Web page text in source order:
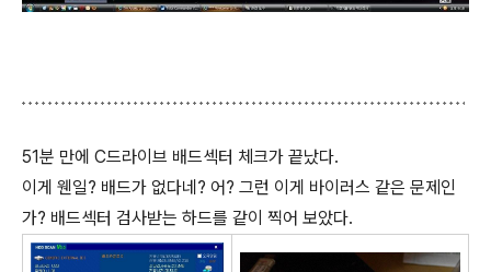
51분 만에 C드라이브 배드섹터 체크가 끝났다.
이게 웬일? 배드가 없다네? 어? 그런 이게 바이러스 같은 문제인
가? 배드섹터 검사받는 하드를 같이 찍어 보았다.